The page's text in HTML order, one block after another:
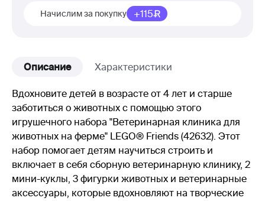
Начислим за покупку +115
Описание Характеристики
Вдохновите детей в возрасте от 4 лет и старше
заботиться о животных с помощью этого
игрушечного набора "Ветеринарная клиника для
животных на ферме" LEGO® Friends (42632). Этот
набор помогает детям научиться строить и
включает в себя сборную ветеринарную клинику, 2
мини-куклы, 3 фигурки животных и ветеринарные
аксессуары, которые вдохновляют на творческие